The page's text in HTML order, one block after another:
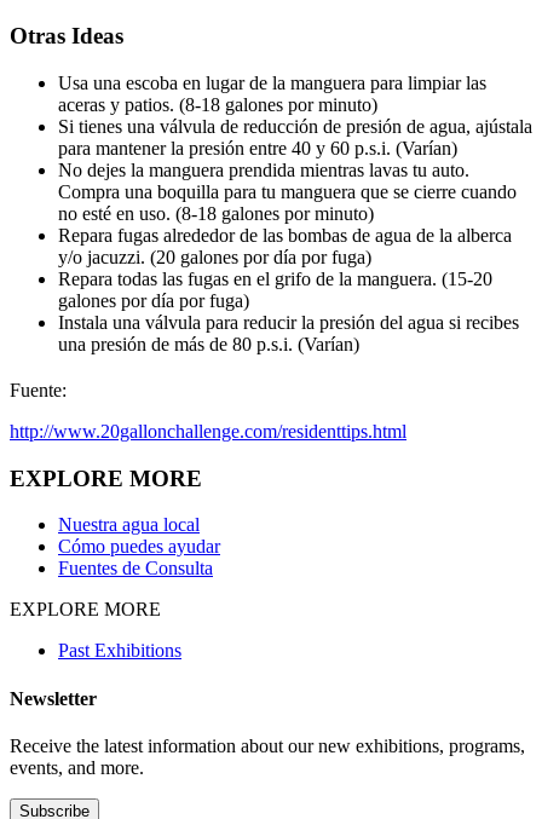
Otras Ideas
Usa una escoba en lugar de la manguera para limpiar las
aceras y patios. (8-18 galones por minuto)
Si tienes una válvula de reducción de presión de agua, ajústala
para mantener la presión entre 40 y 60 p.s.i. (Varían)
No dejes la manguera prendida mientras lavas tu auto.
Compra una boquilla para tu manguera que se cierre cuando
no esté en uso. (8-18 galones por minuto)
Repara fugas alrededor de las bombas de agua de la alberca
y/o jacuzzi. (20 galones por día por fuga)
Repara todas las fugas en el grifo de la manguera. (15-20
galones por día por fuga)
Instala una válvula para reducir la presión del agua si recibes
una presión de más de 80 p.s.i. (Varían)
Fuente:
http://www.20gallonchallenge.com/residenttips.html
EXPLORE MORE
Nuestra agua local
Cómo puedes ayudar
Fuentes de Consulta
EXPLORE MORE
Past Exhibitions
Newsletter
Receive the latest information about our new exhibitions, programs,
events, and more.